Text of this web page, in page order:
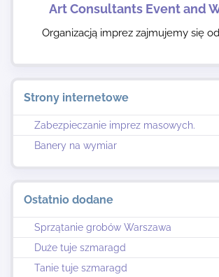
Strony internetowe
Zabezpieczanie imprez masowych.
Banery na wymiar
Ostatnio dodane
Sprzątanie grobów Warszawa
Duże tuje szmaragd
Tanie tuje szmaragd
Art Consultants Event and
Organizacją imprez zajmujemy się